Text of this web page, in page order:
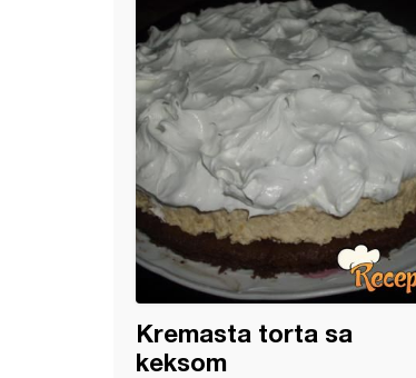
Kremasta torta sa
keksom